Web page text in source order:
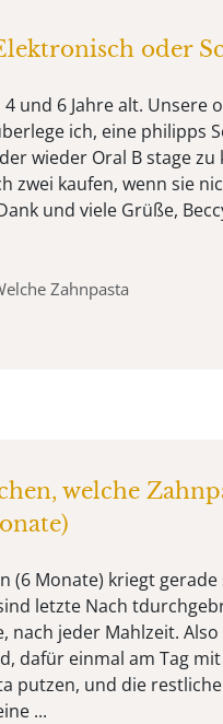
oder
und 6 Jahre alt. Unsere
ich, eine philipps
wieder Oral B stage zu
zwei kaufen, wenn sie
und viele Grüße,
Zahnpasta
welche
(6 Monate) kriegt gerade
letzte Nach
nach jeder Mahlzeit. Also
dafür einmal am Tag mit
putzen, und die
...